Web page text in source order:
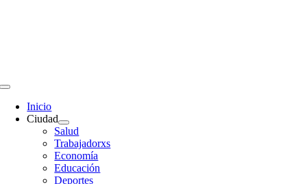
Toggle
Navigation
Inicio
Ciudad
Salud
Trabajadorxs
Economía
Educación
Deportes